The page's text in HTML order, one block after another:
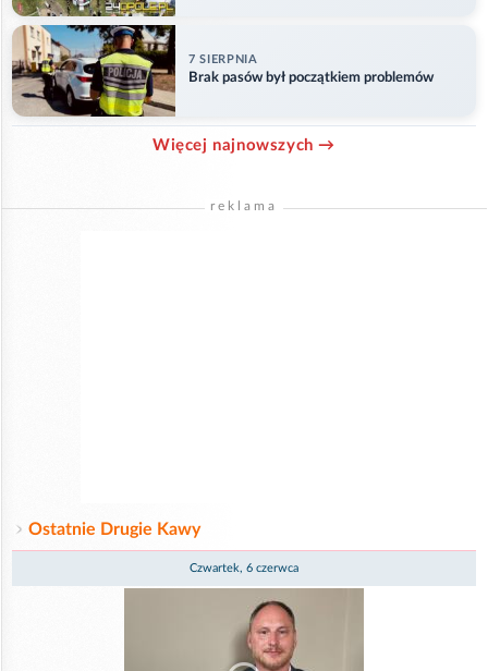
7 SIERPNIA
Brak pasów był początkiem problemów
Więcej najnowszych →
reklama
Ostatnie Drugie Kawy
Czwartek, 6 czerwca